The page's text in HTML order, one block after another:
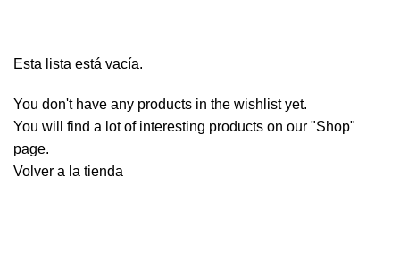
Esta lista está vacía.
You don't have any products in the wishlist yet.
You will find a lot of interesting products on our "Shop"
page.
Volver a la tienda